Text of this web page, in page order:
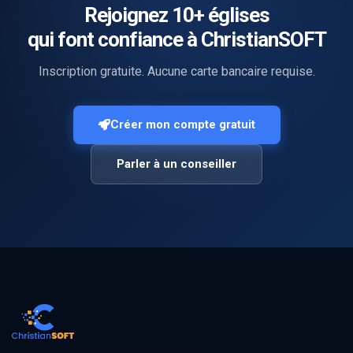
Rejoignez 10+ églises
qui font confiance à ChristianSOFT
Inscription gratuite. Aucune carte bancaire requise.
Créer mon compte gratuit
Parler à un conseiller